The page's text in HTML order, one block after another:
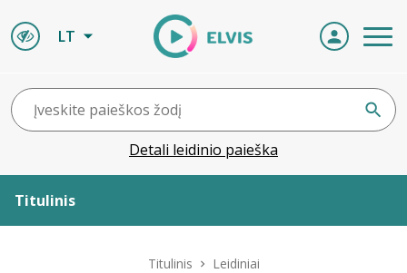
LT
Detali leidinio paieška
Titulinis
Titulinis Leidiniai